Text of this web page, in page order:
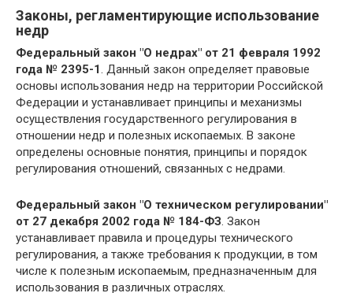
Законы, регламентирующие использование
недр
Федеральный закон "О недрах" от 21 февраля 1992
года № 2395-1. Данный закон определяет правовые
основы использования недр на территории Российской
Федерации и устанавливает принципы и механизмы
осуществления государственного регулирования в
отношении недр и полезных ископаемых. В законе
определены основные понятия, принципы и порядок
регулирования отношений, связанных с недрами.
Федеральный закон "О техническом регулировании"
от 27 декабря 2002 года № 184-ФЗ. Закон
устанавливает правила и процедуры технического
регулирования, а также требования к продукции, в том
числе к полезным ископаемым, предназначенным для
использования в различных отраслях.